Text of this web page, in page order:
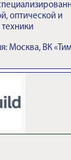
оптической и
Москва, ВК